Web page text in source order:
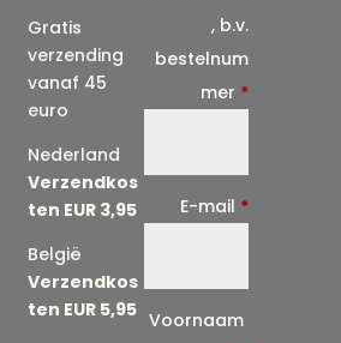
Gratis
verzending
vanaf 45
euro
Nederland
Verzendkos
ten EUR 3,95
België
Verzendkos
ten EUR 5,95
, b.v.
bestelnum
mer *
E-mail *
Voornaam